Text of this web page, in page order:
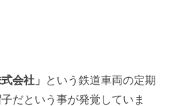
会社」 という鉄道車両の定期
だという事が発覚していま